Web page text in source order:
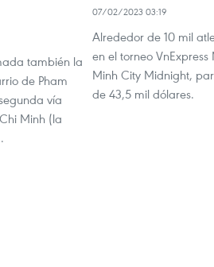
también la
de Pham
vía
Minh (la
07/02/2023 03:19
Alrededor de 10 mil
en el torneo
Minh City Midnight,
de 43,5 mil dólares.